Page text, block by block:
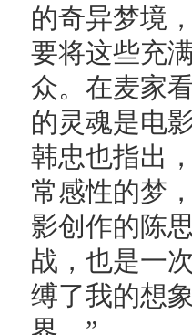
的奇异梦境
要将这些充
众。在麦家
的灵魂是电
韩忠也指出
常感性的梦
影创作的陈
战，也是一
缚了我的想